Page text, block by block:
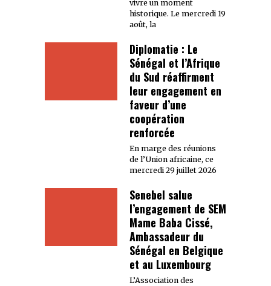
vivre un moment
historique. Le mercredi 19
août, la
Diplomatie : Le
Sénégal et l’Afrique
du Sud réaffirment
leur engagement en
faveur d’une
coopération
renforcée
En marge des réunions
de l’Union africaine, ce
mercredi 29 juillet 2026
Senebel salue
l’engagement de SEM
Mame Baba Cissé,
Ambassadeur du
Sénégal en Belgique
et au Luxembourg
L’Association des